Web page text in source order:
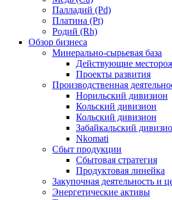
Палладий (Pd)
Платина (Pt)
Родий (Rh)
Обзор бизнеса
Минерально-сырьевая база
Действующие
Проекты развития
Производственная
Норильский дивизион
Кольский дивизион
Кольский дивизион
Забайкальский
Nkomati
Сбыт продукции
Сбытовая стратегия
Продуктовая линейка
Закупочная деятельность и
Энергетические активы